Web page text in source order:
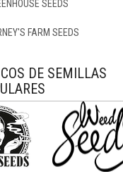
SEEDS
FARM SEEDS
DE SEMILLAS